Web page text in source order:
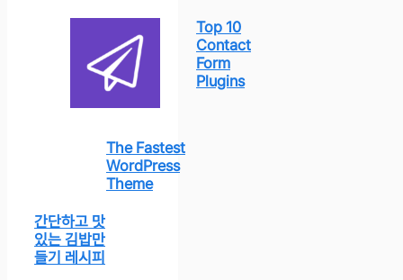
Top 10
Contact
Form
Plugins
The Fastest
WordPress
Theme
간단하고 맛
있는 김밥만
들기 레시피